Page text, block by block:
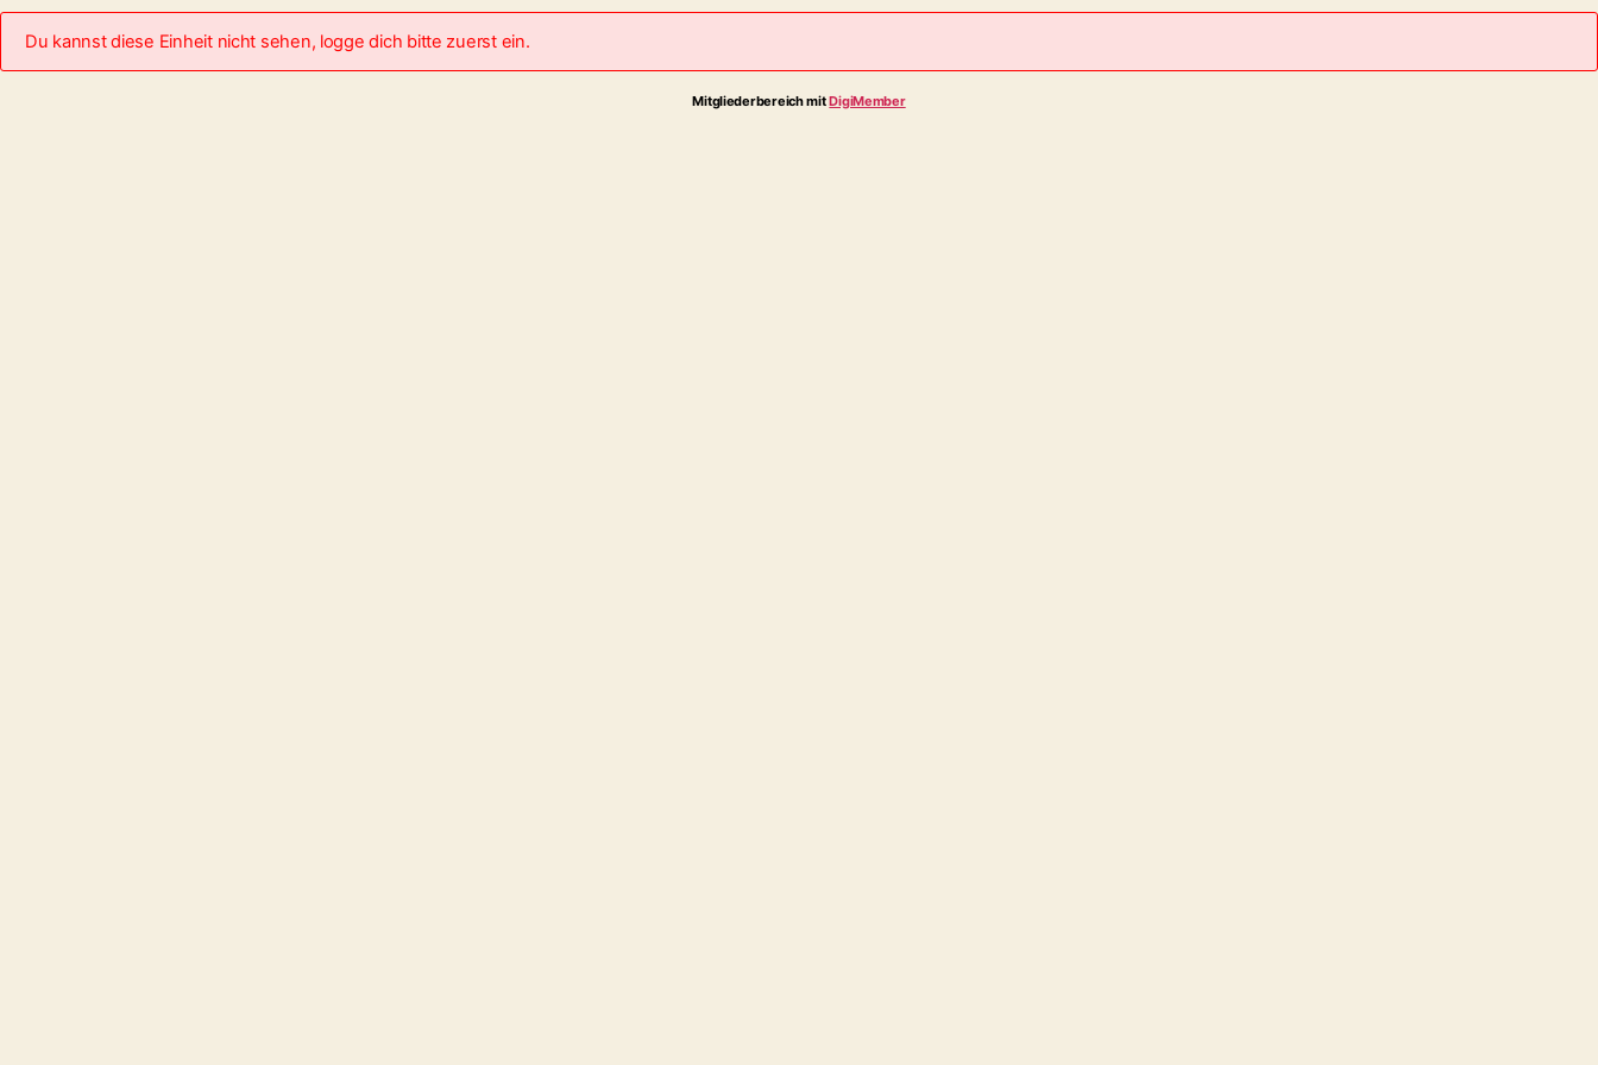
Du kannst diese Einheit nicht sehen, logge dich bitte zuerst ein.
Mitgliederbereich mitDigiMember